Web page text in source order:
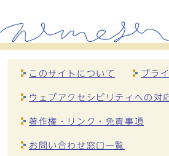
このサイトについて プラ
ウェブアクセシビリティへの対
著作権・リンク・免責事項
お問い合わせ窓口一覧